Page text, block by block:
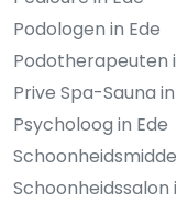
Podologen in Ede
Podotherapeuten
Prive Spa-Sauna
Psycholoog in Ede
Schoonheidssalon